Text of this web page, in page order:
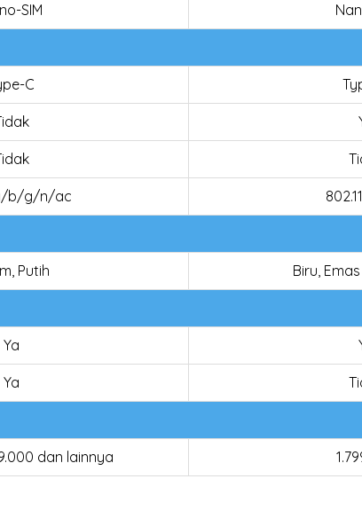
SIM
C
b/g/n/ac
Putih Biru,
Ya
Ya
dan lainnya